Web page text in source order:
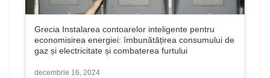
Grecia Instalarea contoarelor inteligente pentru
economisirea energiei: îmbunătățirea consumului de
gaz și electricitate și combaterea furtului
decembrie 16, 2024